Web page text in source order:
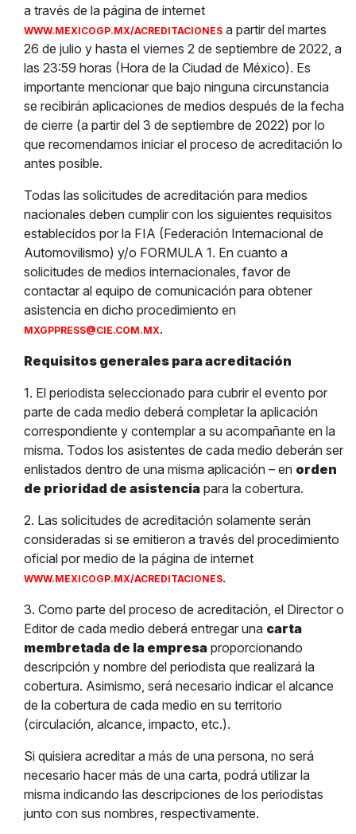
a través de la página de internet
WWW.MEXICOGP.MX/ACREDITACIONES a partir del martes
26 de julio y hasta el viernes 2 de septiembre de 2022, a
las 23:59 horas (Hora de la Ciudad de México). Es
importante mencionar que bajo ninguna circunstancia
se recibirán aplicaciones de medios después de la fecha
de cierre (a partir del 3 de septiembre de 2022) por lo
que recomendamos iniciar el proceso de acreditación lo
antes posible.
Todas las solicitudes de acreditación para medios
nacionales deben cumplir con los siguientes requisitos
establecidos por la FIA (Federación Internacional de
Automovilismo) y/o FORMULA 1. En cuanto a
solicitudes de medios internacionales, favor de
contactar al equipo de comunicación para obtener
asistencia en dicho procedimiento en
MXGPPRESS@CIE.COM.MX.
Requisitos generales para acreditación
1. El periodista seleccionado para cubrir el evento por
parte de cada medio deberá completar la aplicación
correspondiente y contemplar a su acompañante en la
misma. Todos los asistentes de cada medio deberán ser
enlistados dentro de una misma aplicación – en orden
de prioridad de asistencia para la cobertura.
2. Las solicitudes de acreditación solamente serán
consideradas si se emitieron a través del procedimiento
oficial por medio de la página de internet
WWW.MEXICOGP.MX/ACREDITACIONES.
3. Como parte del proceso de acreditación, el Director o
Editor de cada medio deberá entregar una carta
membretada de la empresa proporcionando
descripción y nombre del periodista que realizará la
cobertura. Asimismo, será necesario indicar el alcance
de la cobertura de cada medio en su territorio
(circulación, alcance, impacto, etc.).
Si quisiera acreditar a más de una persona, no será
necesario hacer más de una carta, podrá utilizar la
misma indicando las descripciones de los periodistas
junto con sus nombres, respectivamente.